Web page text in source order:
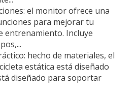
el monitor ofrece una
para mejorar tu
entrenamiento. Incluye
hecho de materiales, el
estática está diseñado
diseñado para soportar